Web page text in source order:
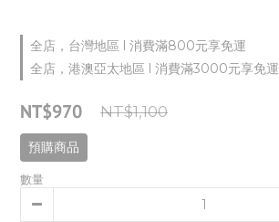
全店，台灣地區 l 消費滿800元享免運
全店，港澳亞太地區 l 消費滿3000元享免運
NT$970 NT$1,100
預購商品
數量